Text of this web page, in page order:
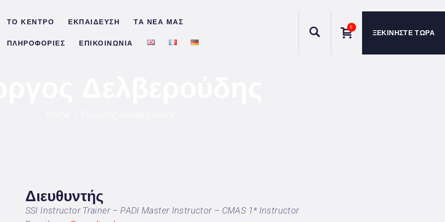
ΤΟ ΚΕΝΤΡΟ ΕΚΠΑΙΔΕΥΣΗ ΤΑ ΝΕΑ ΜΑΣ
ΠΛΗΡΟΦΟΡΙΕΣ ΕΠΙΚΟΙΝΩΝΙΑ
0
ΞΕΚΙΝΗΣΤΕ ΤΩΡΑ
ΚΕΝΤΡΟ
Διευθυντής
SSI Instructor Trainer – PADI Master Instructor – CMAS 1* Instructor